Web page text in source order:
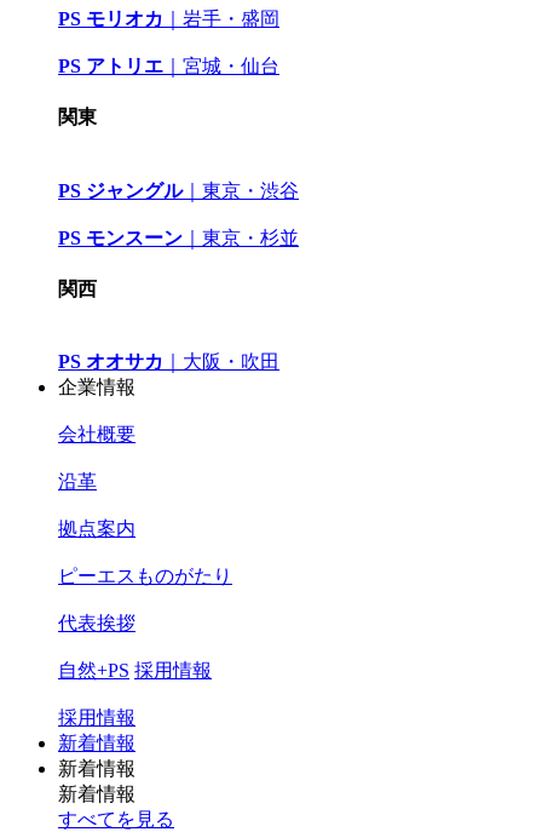
PS モリオカ ｜岩手・盛岡
PS アトリエ 宮城・仙台
関東
PS ジャングル｜ 東京・渋谷
PS モンスーン 東京・杉並
関西
PS オオサカ
大阪・吹田
企業情報
会社概要
沿革
拠点案内
ピーエスものがたり
代表挨拶
自然+PS 採用情報
採用情報
新着情報
新着情報
新着情報
すべてを見る